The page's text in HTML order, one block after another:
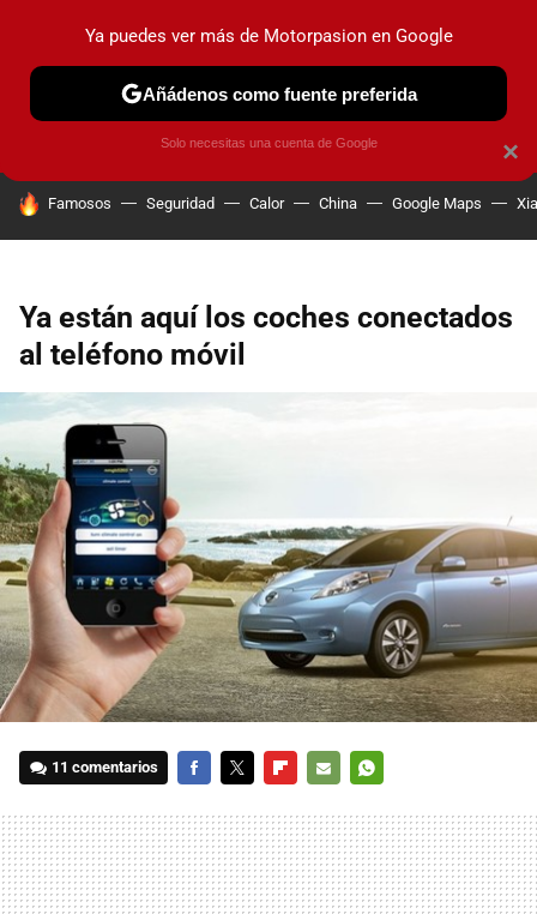
PRUEBAS COCHES ELÉCTRICOS OBSERVATORIO
HOY SE HABLA DE
Famosos Seguridad Calor China Google Maps
Ya están aquí los coches conectados
al teléfono móvil
11 comentarios
MAIL
×
Ya puedes ver más de Motorpasion en Google
Añádenos como fuente preferida
Solo necesitas una cuenta de Google